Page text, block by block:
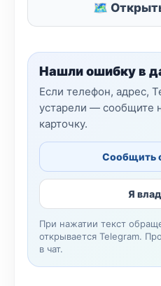
🗺
Нашли ошибку в
Если телефон, адрес,
устарели — сообщите
карточку.
Сообщить
Я
При нажатии текст
открывается Telegram.
в чат.